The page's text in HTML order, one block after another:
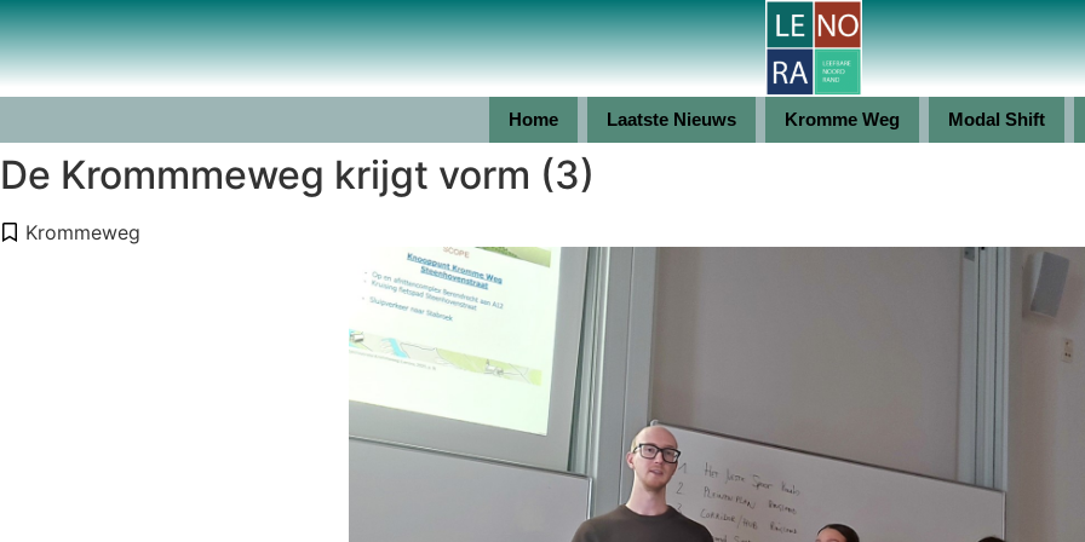
Home Laatste Nieuws Kromme Weg Modal Shift
De Krommmeweg krijgt vorm (3)
Krommeweg